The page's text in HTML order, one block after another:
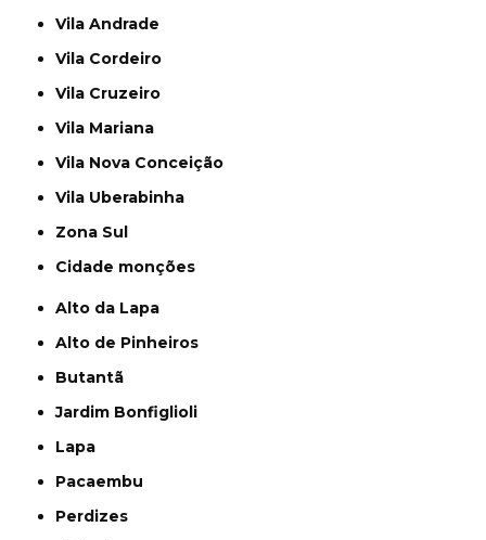
Vila Andrade
Vila Cordeiro
Vila Cruzeiro
Vila Mariana
Vila Nova Conceição
Vila Uberabinha
Zona Sul
cidade monções
Alto da Lapa
Alto de Pinheiros
Butantã
Jardim Bonfiglioli
Lapa
Pacaembu
Perdizes